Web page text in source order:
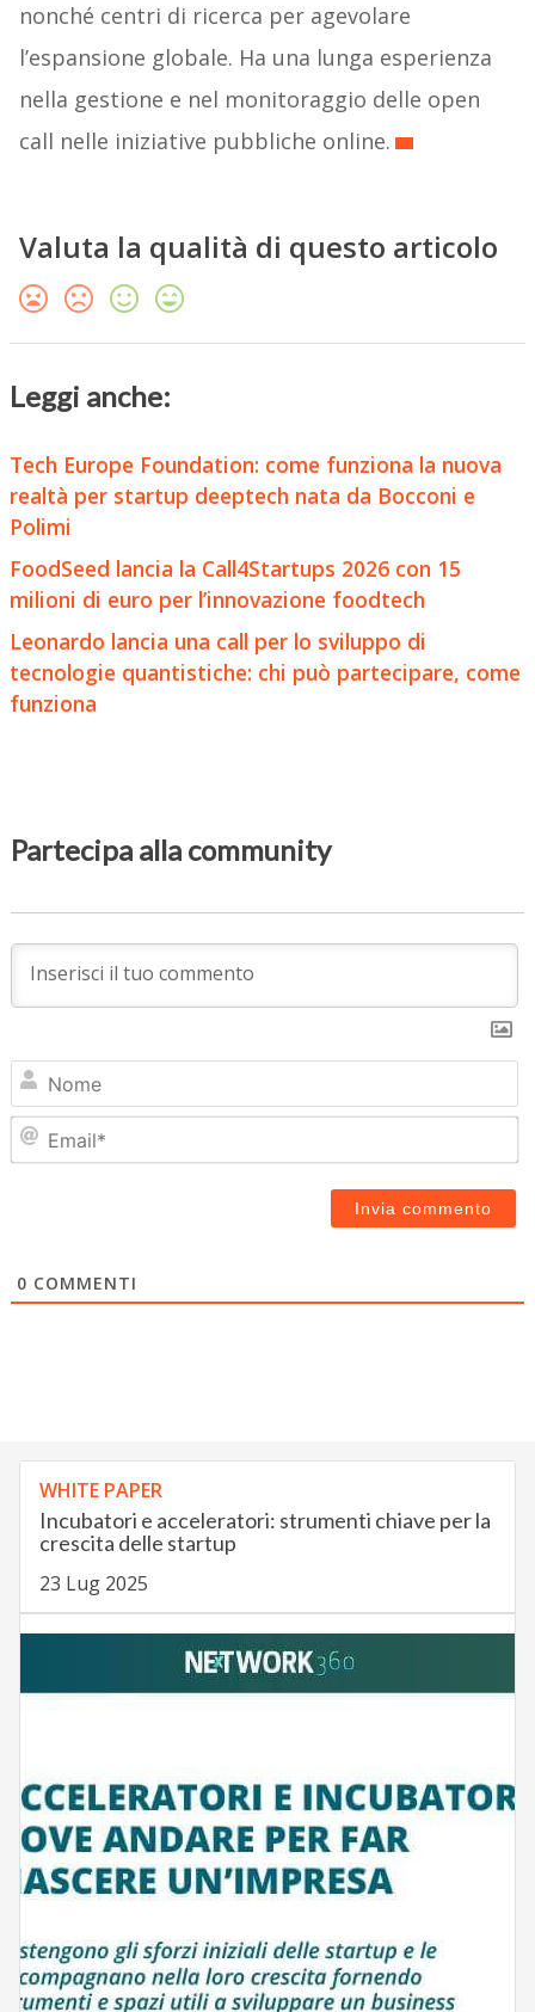
nonché centri di ricerca per agevolare
l’espansione globale. Ha una lunga esperienza
nella gestione e nel monitoraggio delle open
call nelle iniziative pubbliche online.
Valuta la qualità di questo articolo
Leggi anche:
Tech Europe Foundation: come funziona la nuova
realtà per startup deeptech nata da Bocconi e
Polimi
FoodSeed lancia la Call4Startups 2026 con 15
milioni di euro per l’innovazione foodtech
Leonardo lancia una call per lo sviluppo di
tecnologie quantistiche: chi può partecipare, come
funziona
Partecipa alla community
0 COMMENTI
WHITE PAPER
Incubatori e acceleratori: strumenti chiave per la
crescita delle startup
23 Lug 2025